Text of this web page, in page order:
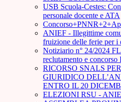
USB Scuola-Cestes:
personale docente e ATA
ANIEF - Illegittime
fruizione delle ferie per i
Notiziario n° 24/2024
reclutamento e concorso
RICORSO SNALS
GIURIDICO
ENTRO IL 20
ELEZIONI RSU -